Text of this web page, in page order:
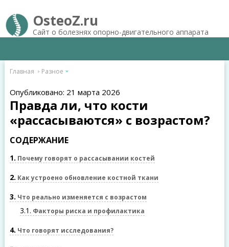
OsteoZ.ru
Сайт о болезнях опорно-двигательного аппарата
Главная Разное
Опубликовано: 21 марта 2026
Правда ли, что кости
«рассасываются» с возрастом?
СОДЕРЖАНИЕ
1 Почему говорят о рассасывании костей
2 Как устроено обновление костной ткани
3 Что реально изменяется с возрастом
3.1 Факторы риска и профилактика
4 Что говорят исследования?